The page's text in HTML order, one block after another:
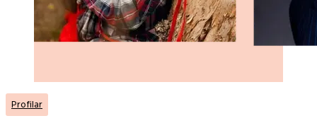
Profilar